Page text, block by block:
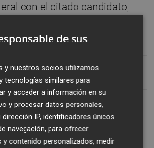
con el citado candidato,
mitin, o votando en un
DORA
de sus
y nuestros socios utilizamos
tecnologías similares para
y acceder a información en su
y procesar datos personales,
IP, identificadores únicos
navegación, para ofrecer
y contenido personalizados, medir